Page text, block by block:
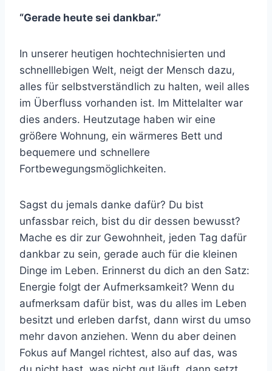
“Gerade heute sei dankbar.”
In unserer heutigen hochtechnisierten und
schnelllebigen Welt, neigt der Mensch dazu,
alles für selbstverständlich zu halten, weil alles
im Überfluss vorhanden ist. Im Mittelalter war
dies anders. Heutzutage haben wir eine
größere Wohnung, ein wärmeres Bett und
bequemere und schnellere
Fortbewegungsmöglichkeiten.
Sagst du jemals danke dafür? Du bist
unfassbar reich, bist du dir dessen bewusst?
Mache es dir zur Gewohnheit, jeden Tag dafür
dankbar zu sein, gerade auch für die kleinen
Dinge im Leben. Erinnerst du dich an den Satz:
Energie folgt der Aufmerksamkeit? Wenn du
aufmerksam dafür bist, was du alles im Leben
besitzt und erleben darfst, dann wirst du umso
mehr davon anziehen. Wenn du aber deinen
Fokus auf Mangel richtest, also auf das, was